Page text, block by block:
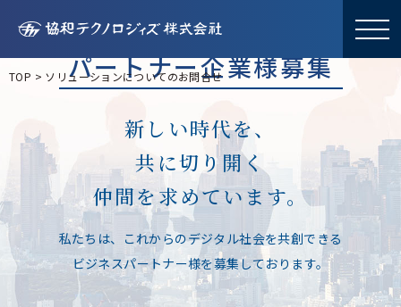
TOP > ソリューションについてのお問合せ
パートナー企業様募集
新しい時代を、
共に切り開く
仲間を求めています。
私たちは、これからのデジタル社会を共創できる
ビジネスパートナー様を募集しております。